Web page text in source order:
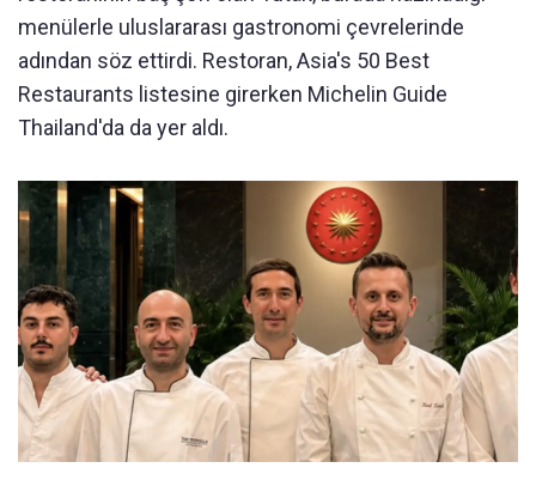
menülerle uluslararası gastronomi çevrelerinde
adından söz ettirdi. Restoran, Asia's 50 Best
Restaurants listesine girerken Michelin Guide
Thailand'da da yer aldı.